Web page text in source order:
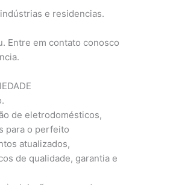
e residencias.
Entre em contato conosco
de eletrodomésticos,
para o perfeito
atualizados,
de qualidade, garantia e